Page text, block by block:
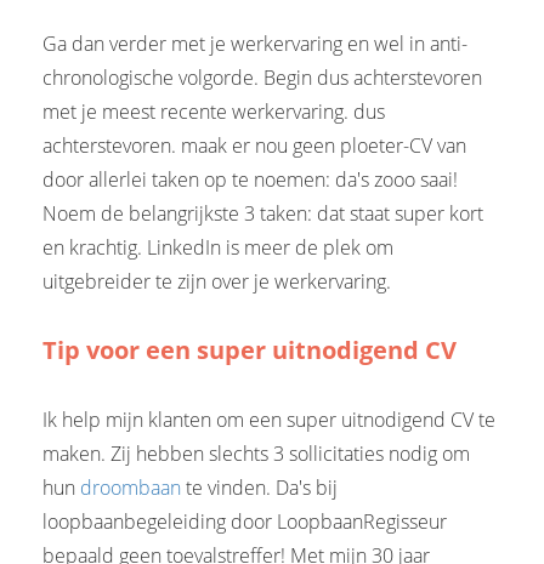
Ga dan verder met je werkervaring en wel in anti-
chronologische volgorde. Begin dus achterstevoren
met je meest recente werkervaring. dus
achterstevoren. maak er nou geen ploeter-CV van
door allerlei taken op te noemen: da's zooo saai!
Noem de belangrijkste 3 taken: dat staat super kort
en krachtig. LinkedIn is meer de plek om
uitgebreider te zijn over je werkervaring.
Tip voor een super uitnodigend CV
Ik help mijn klanten om een super uitnodigend CV te
maken. Zij hebben slechts 3 sollicitaties nodig om
hun droombaan te vinden. Da's bij
loopbaanbegeleiding door LoopbaanRegisseur
bepaald geen toevalstreffer! Met mijn 30 jaar